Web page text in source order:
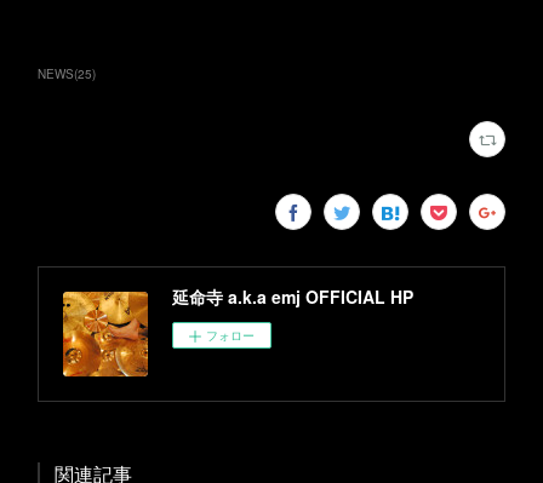
NEWS(25)
延命寺 a.k.a emj OFFICIAL HP
フォロー
関連記事